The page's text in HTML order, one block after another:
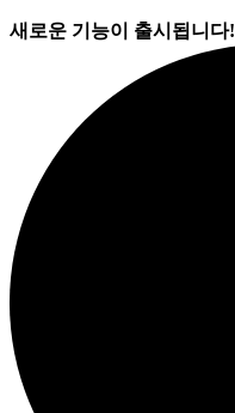
새로운 기능이 출시됩니다!